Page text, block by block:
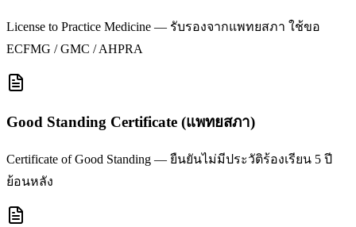
License to Practice Medicine — รับรองจากแพทยสภา ใช้ขอ
ECFMG / GMC / AHPRA
Good Standing Certificate (แพทยสภา)
Certificate of Good Standing — ยืนยันไม่มีประวัติร้องเรียน 5 ปี
ย้อนหลัง